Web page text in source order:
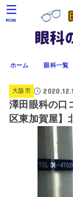
ホーム 眼科一覧
MENU
大阪市
澤田眼科の口
区東加賀屋】